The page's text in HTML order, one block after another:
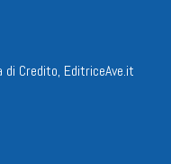
Credito, EditriceAve.it